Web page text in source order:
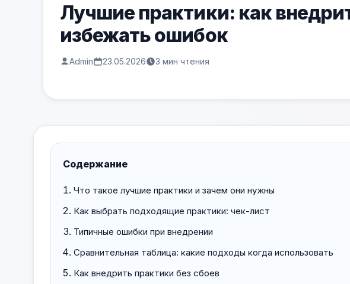
Лучшие практики: как
избежать ошибок
Admin 23.05.2026 3 мин чтения
Содержание
Что такое лучшие практики и зачем они нужны
Как выбрать подходящие практики: чек-лист
Типичные ошибки при внедрении
Сравнительная таблица: какие подходы когда использовать
Как внедрить практики без сбоев